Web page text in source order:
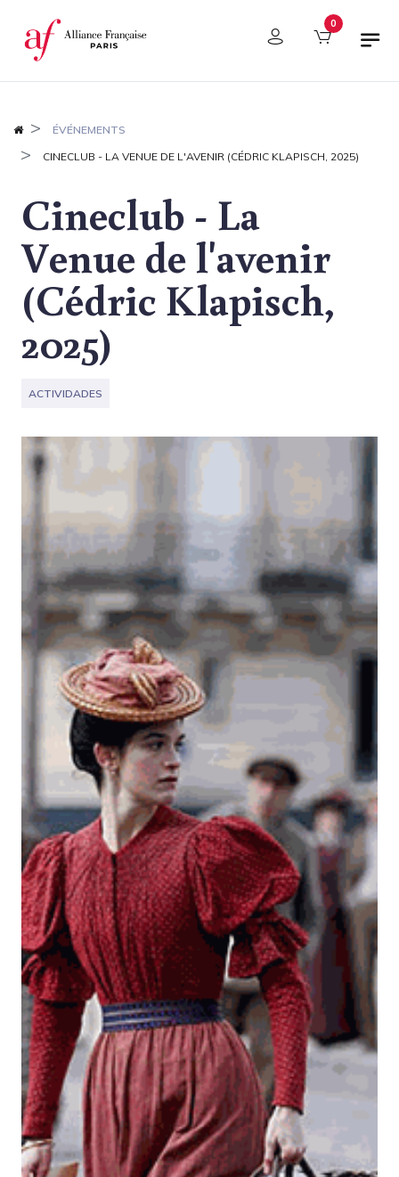
Panel de gestión de cookies 0
ÉVÉNEMENTS
CINECLUB - LA VENUE DE L'AVENIR (CÉDRIC KLAPISCH, 2025)
Cineclub - La
Venue de l'avenir
(Cédric Klapisch,
2025)
ACTIVIDADES